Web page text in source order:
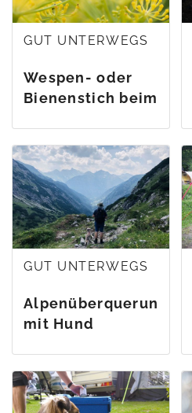
GUT UNTERWEGS
Wespen- oder
Bienenstich beim
GUT UNTERWEGS
Alpenüberquerung
mit Hund